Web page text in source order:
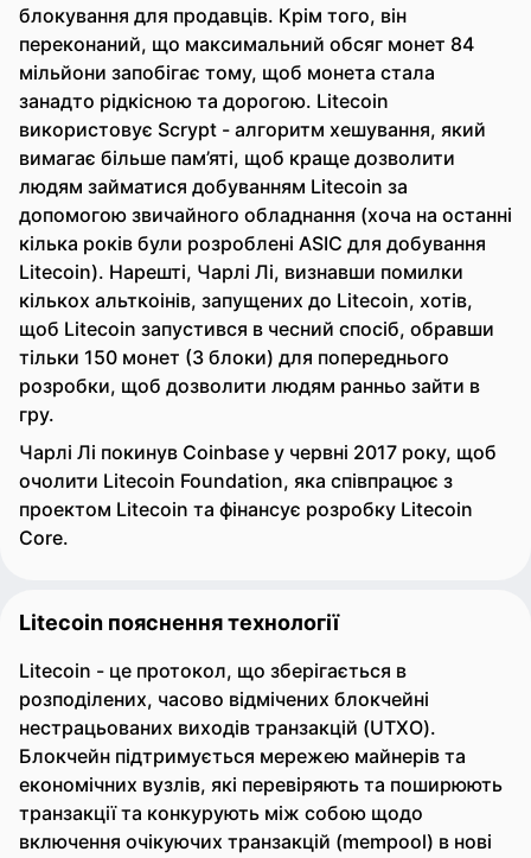
блокування для продавців. Крім того, він
переконаний, що максимальний обсяг монет 84
мільйони запобігає тому, щоб монета стала
занадто рідкісною та дорогою. Litecoin
використовує Scrypt - алгоритм хешування, який
вимагає більше пам’яті, щоб краще дозволити
людям займатися добуванням Litecoin за
допомогою звичайного обладнання (хоча на останні
кілька років були розроблені ASIC для добування
Litecoin). Нарешті, Чарлі Лі, визнавши помилки
кількох альткоінів, запущених до Litecoin, хотів,
щоб Litecoin запустився в чесний спосіб, обравши
тільки 150 монет (3 блоки) для попереднього
розробки, щоб дозволити людям ранньо зайти в
гру.
Чарлі Лі покинув Coinbase у червні 2017 року, щоб
очолити Litecoin Foundation, яка співпрацює з
проектом Litecoin та фінансує розробку Litecoin
Core.
Litecoin пояснення технології
Litecoin - це протокол, що зберігається в
розподілених, часово відмічених блокчейні
нестрацьованих виходів транзакцій (UTXO).
Блокчейн підтримується мережею майнерів та
економічних вузлів, які перевіряють та поширюють
транзакції та конкурують між собою щодо
включення очікуючих транзакцій (mempool) в нові